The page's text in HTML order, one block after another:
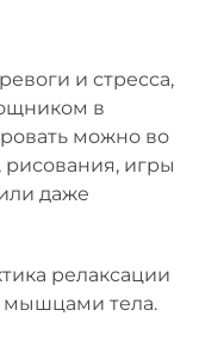
и стресса,
в
можно во
рисования, игры
даже
релаксации
мышцами тела.